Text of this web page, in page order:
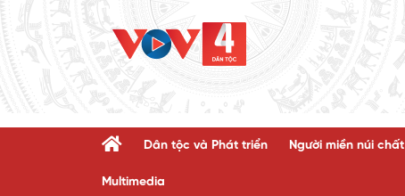
Dân tộc và Phát triển Người miền núi chất
Multimedia